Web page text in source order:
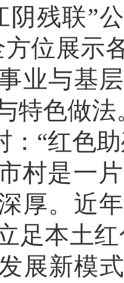
阴残联”
方位展示
业与基
特色做法
“红色
村是一
厚。近
足本土
展新模